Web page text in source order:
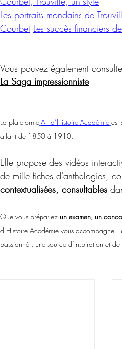
Les portraits mondains de
Courbet Les succès financiers
Vous pouvez également
La Saga impressionniste
La plateforme Art d’Histoire Académie est
allant de 1850 à 1910.
Elle propose des vidéos
de mille fiches d’anthologies,
contextualisées, consultables
Que vous prépariez un examen, un
d’Histoire Académie vous accompagne.
passionné : une source d’inspiration et de